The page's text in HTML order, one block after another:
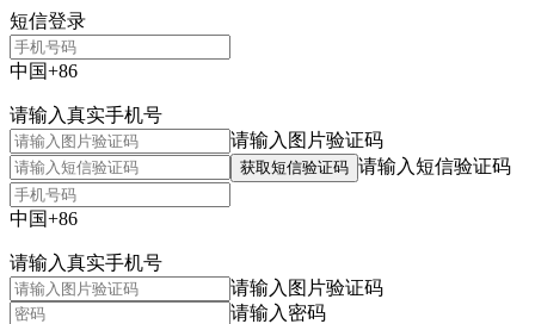
短信登录
中国+86
请输入真实手机号
请输入图片验证码
获取短信验证码 请输入短信验证码
中国+86
请输入真实手机号
请输入图片验证码
请输入密码